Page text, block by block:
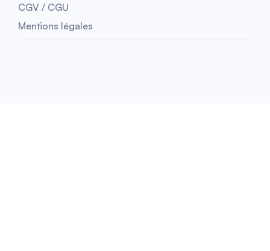
CGV / CGU
Mentions légales